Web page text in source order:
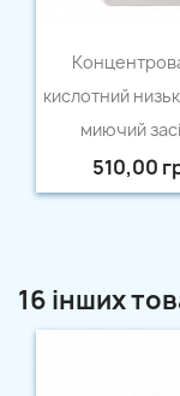
Швидкий
кислотний
миючий
510,00
16 інших